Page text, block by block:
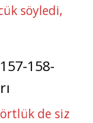
söyledi,
158-
de siz